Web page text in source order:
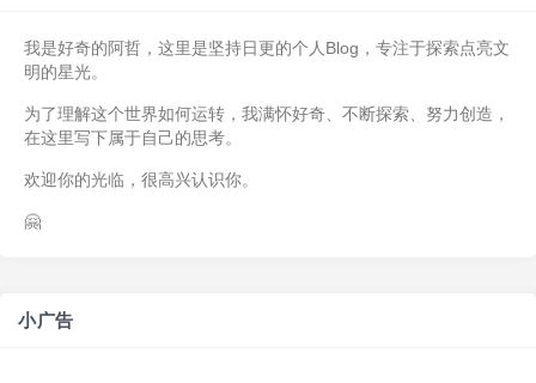
我是好奇的阿哲，这里是坚持日更的个人Blog，专注于探索点亮文
明的星光。
为了理解这个世界如何运转，我满怀好奇、不断探索、努力创造，
在这里写下属于自己的思考。
欢迎你的光临，很高兴认识你。
🤗
小广告